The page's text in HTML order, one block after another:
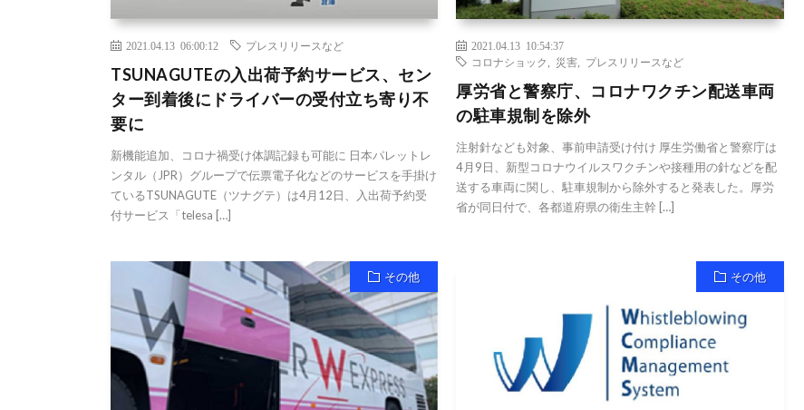
2021.04.13 06:00:12 プレスリリースなど
TSUNAGUTEの入出荷予約サービス、セン
ター到着後にドライバーの受付立ち寄り不
要に
新機能追加、コロナ禍受け体調記録も可能に 日本パレットレ
ンタル（JPR）グループで伝票電子化などのサービスを手掛け
ているTSUNAGUTE（ツナグテ）は4月12日、入出荷予約受
付サービス「telesa […]
2021.04.13 10:54:37
コロナショック
災害 プレスリリースなど
厚労省と警察庁、コロナワクチン配送車両
の駐車規制を除外
注射針なども対象、事前申請受け付け 厚生労働省と警察庁は
4月9日、新型コロナウイルスワクチンや接種用の針などを配
送する車両に関し、駐車規制から除外すると発表した。厚労
省が同日付で、各都道府県の衛生主幹 […]
その他 その他